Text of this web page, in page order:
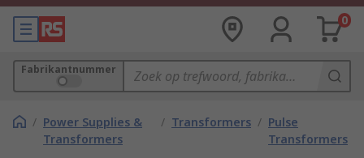
0
Fabrikantnummer
/ Power Supplies &
Transformers
/ Transformers / Pulse
Transformers